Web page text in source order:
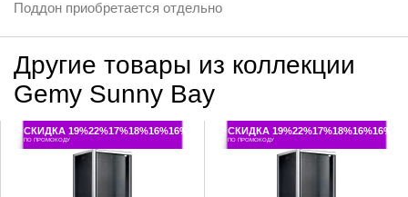
Поддон приобретается отдельно
Другие товары из коллекции
Gemy Sunny Bay
СКИДКА 19%22%17%18%16%16%
ПО ПРОМОКОДУ
СКИДКА 19%22%17%18%16%16%
ПО ПРОМОКОДУ